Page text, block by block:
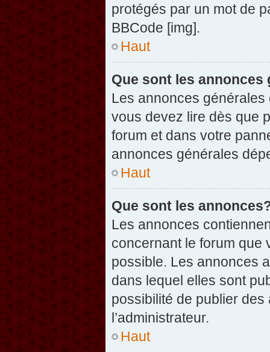
protégés par un mot de
BBCode [img].
Haut
Que sont les annonces
Les annonces
vous devez lire dès que
forum et dans votre
annonces générales
Haut
Que sont les
Les annonces
concernant le forum que
possible. Les annonces
dans lequel elles sont
possibilité de publier
l’administrateur.
Haut